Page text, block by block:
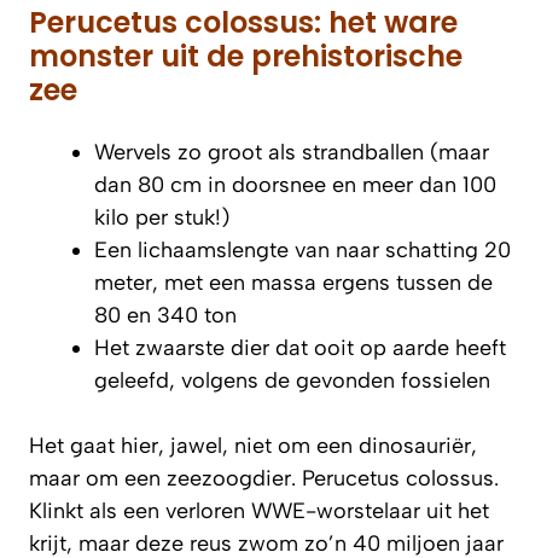
Perucetus colossus: het ware
monster uit de prehistorische
zee
Wervels zo groot als strandballen (maar
dan 80 cm in doorsnee en meer dan 100
kilo per stuk!)
Een lichaamslengte van naar schatting 20
meter, met een massa ergens tussen de
80 en 340 ton
Het zwaarste dier dat ooit op aarde heeft
geleefd, volgens de gevonden fossielen
Het gaat hier, jawel, niet om een dinosauriër,
maar om een zeezoogdier. Perucetus colossus.
Klinkt als een verloren WWE-worstelaar uit het
krijt, maar deze reus zwom zo’n 40 miljoen jaar